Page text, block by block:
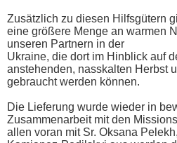
Zusätzlich zu diesen Hilfsgütern
eine größere Menge an warmen
unseren Partnern in der
Ukraine, die dort im Hinblick auf
anstehenden, nasskalten Herbst
gebraucht werden können.
Die Lieferung wurde wieder in
Zusammenarbeit mit den
allen voran mit Sr. Oksana